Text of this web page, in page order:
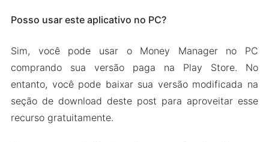
Posso usar este aplicativo no PC?
Sim, você pode usar o Money Manager no PC
comprando sua versão paga na Play Store. No
entanto, você pode baixar sua versão modificada na
seção de download deste post para aproveitar esse
recurso gratuitamente.